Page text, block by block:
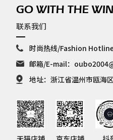
GO WITH THE
联系我们
时尚热线/Fashion Hotline
邮箱/E-mail：
地址：浙江省温州市瓯海